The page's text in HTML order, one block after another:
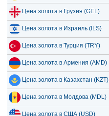
Цена золота в Грузия (GEL)
Цена золота в Израиль (ILS)
Цена золота в Турция (TRY)
Цена золота в Армения (AMD)
Цена золота в Казахстан (KZT)
Цена золота в Молдова (MDL)
Цена золота в США (USD)